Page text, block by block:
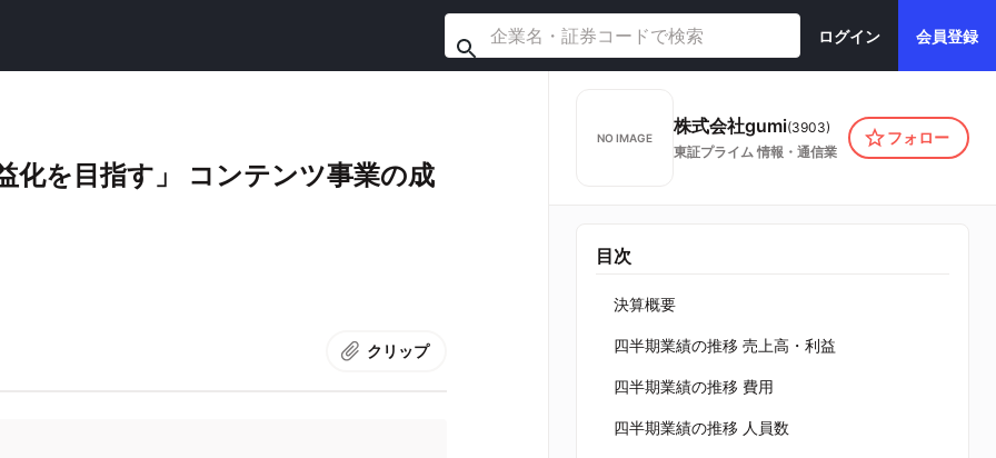
ログイン 会員登録
化を目指す」 コンテンツ事業の成
クリップ
NO IMAGE
株式会社gumi(3903)
東証プライム 情報・通信業
フォロー
目次
決算概要
四半期業績の推移 売上高・利益
四半期業績の推移 費用
四半期業績の推移 人員数